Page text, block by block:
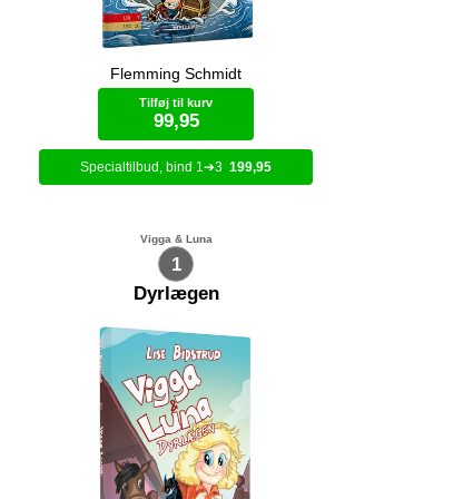
Gå planken ud med Kaj Klap og
katten Klo, de sjoveste pirater på de
syv have. De er altid på jagt efter en
ny skat, men det kan være farligt.
Noget lurer nemlig på bunden af
havet.
Bog (hardcover)
Flemming Schmidt
Tilføj til kurv
99,95
1 3 199,95
1
Vigga & Luna
Dyrlægen